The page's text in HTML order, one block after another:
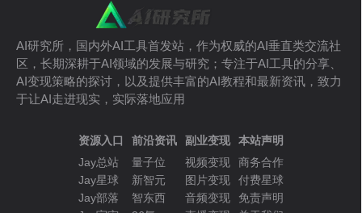
AI研究所，国内外AI工具首发站，作为权威的AI垂直类交流社
区，长期深耕于AI领域的发展与研究；专注于AI工具的分享、
AI变现策略的探讨，以及提供丰富的AI教程和最新资讯，致力
于让AI走进现实，实际落地应用
资源入口
Jay总站
Jay星球
Jay部落
前沿资讯
量子位
新智元
智东西
副业变现
视频变现
图片变现
音频变现
本站声明
商务合作
付费星球
免责声明